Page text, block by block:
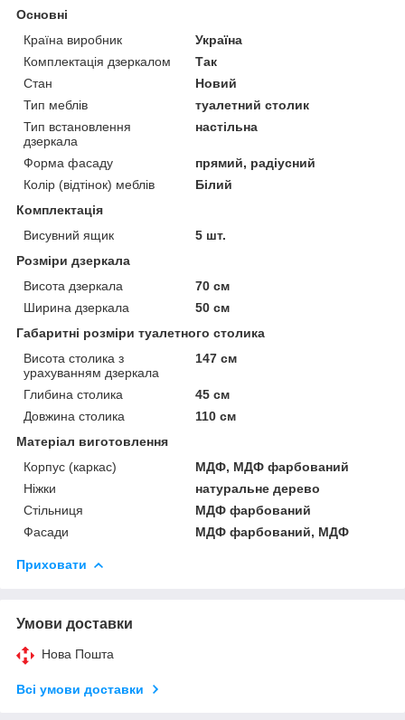
Основні
Країна виробник
Україна
Комплектація дзеркалом
Так
Стан
Новий
Тип меблів
туалетний столик
Тип встановлення
дзеркала
настільна
Форма фасаду
прямий, радіусний
Колір (відтінок) меблів
Білий
Комплектація
Висувний ящик
5 шт.
Розміри дзеркала
Висота дзеркала
70 см
Ширина дзеркала
50 см
Габаритні розміри туалетного столика
Висота столика з
урахуванням дзеркала
147 см
Глибина столика
45 см
Довжина столика
110 см
Матеріал виготовлення
Корпус (каркас)
МДФ, МДФ фарбований
Ніжки
натуральне дерево
Стільниця
МДФ фарбований
Фасади
МДФ фарбований, МДФ
Приховати
Умови доставки
Нова Пошта
Всі умови доставки